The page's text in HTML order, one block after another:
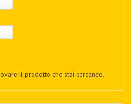
il prodotto che stai cercando.